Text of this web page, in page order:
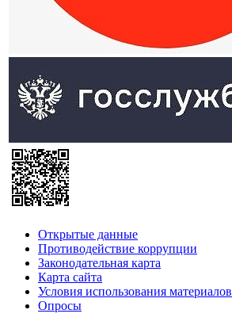
Открытые данные
Противодействие коррупции
Законодательная карта
Карта сайта
Условия использования материалов
Опросы